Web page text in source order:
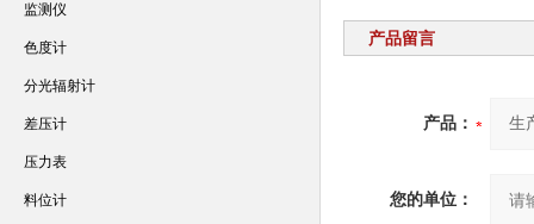
产品留言
产品：
您的单位：
监测仪
色度计
分光辐射计
差压计
压力表
料位计